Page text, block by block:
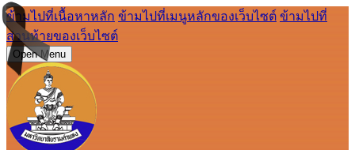
ข้ามไปที่เนื้อหาหลัก ข้ามไปที่เมนูหลักของเว็บไซต์ ข้ามไปที่
ส่วนท้ายของเว็บไซต์
Open Menu